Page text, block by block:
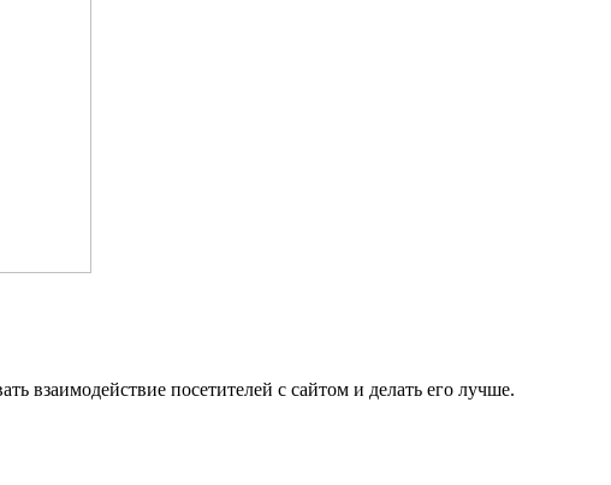
взаимодействие посетителей с сайтом и делать его лучше.